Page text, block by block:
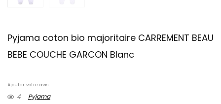
Pyjama coton bio majoritaire CARREMENT BEAU
BEBE COUCHE GARCON Blanc
Ajouter votre avis
4 Pyjama